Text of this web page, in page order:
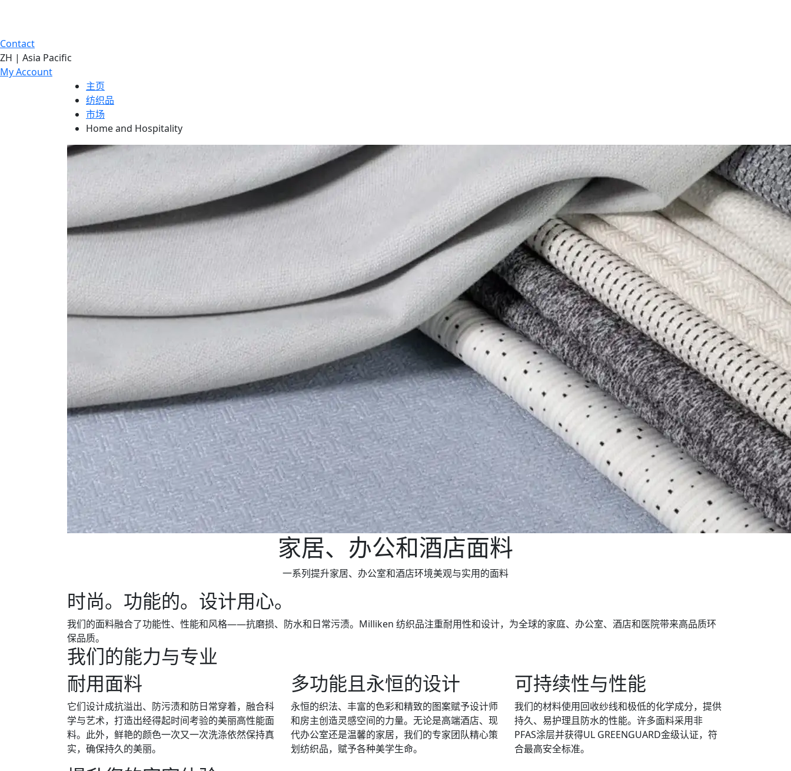
Contact
ZH | Asia Pacific
My Account
主页
纺织品
市场
Home and Hospitality
家居、办公和酒店面料
一系列提升家居、办公室和酒店环境美观与实用的面料
时尚。功能的。设计用心。
我们的面料融合了功能性、性能和风格——抗磨损、防水和日常污渍。Milliken 纺织品注重耐用性和设计，为全球的家庭、办公室、酒店和医院带来高品质环
保品质。
我们的能力与专业
耐用面料
它们设计成抗溢出、防污渍和防日常穿着，融合科
学与艺术，打造出经得起时间考验的美丽高性能面
料。此外，鲜艳的颜色一次又一次洗涤依然保持真
实，确保持久的美丽。
多功能且永恒的设计
永恒的织法、丰富的色彩和精致的图案赋予设计师
和房主创造灵感空间的力量。无论是高端酒店、现
代办公室还是温馨的家居，我们的专家团队精心策
划纺织品，赋予各种美学生命。
可持续性与性能
我们的材料使用回收纱线和极低的化学成分，提供
持久、易护理且防水的性能。许多面料采用非
PFAS涂层并获得UL GREENGUARD金级认证，符
合最高安全标准。